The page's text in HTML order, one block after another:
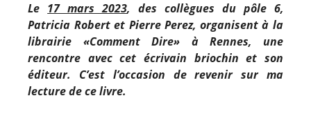
Le 17 mars 2023, des collègues du pôle 6,
Patricia Robert et Pierre Perez, organisent à la
librairie «Comment Dire» à Rennes, une
rencontre avec cet écrivain briochin et son
éditeur. C’est l’occasion de revenir sur ma
lecture de ce livre.